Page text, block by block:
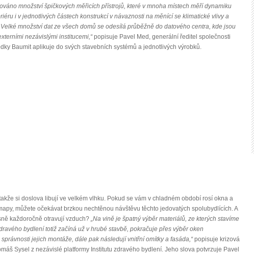
množství špičkových měřicích přístrojů, které v mnoha místech měří dynamiku
i v jednotlivých částech konstrukcí v návaznosti na měnící se klimatické vlivy a
množství dat ze všech domů se odesílá průběžně do datového centra, kde jsou
nezávislými institucemi,“popisuje Pavel Med, generální ředitel společnosti
Baumit aplikuje do svých stavebních systémů a jednotlivých výrobků.
si doslova libují ve velkém vlhku. Pokud se vám v chladném období rosí okna a
můžete očekávat brzkou nechtěnou návštěvu těchto jedovatých spolubydlících. A
každoročně otravují vzduch? „Na vině je špatný výběr materiálů, ze kterých stavíme
bydlení totiž začíná už v hrubé stavbě, pokračuje přes výběr oken
jejich montáže, dále pak následují vnitřní omítky a fasáda,“popisuje krizová
Sysel z nezávislé platformy Institutu zdravého bydlení. Jeho slova potvrzuje Pavel